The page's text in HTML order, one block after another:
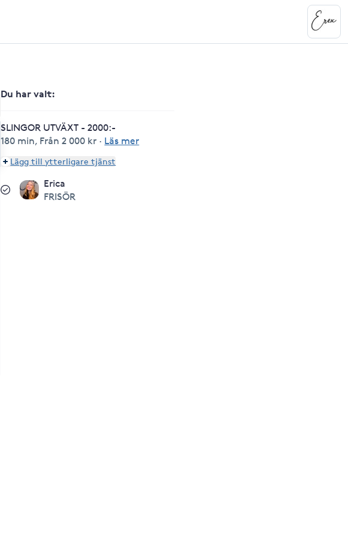
Du har valt:
SLINGOR UTVÄXT - 2000:-
180 min, Från 2 000 kr · Läs mer
Lägg till ytterligare tjänst
Erica
FRISÖR